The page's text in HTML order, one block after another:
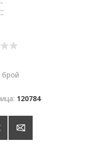
брой
120784